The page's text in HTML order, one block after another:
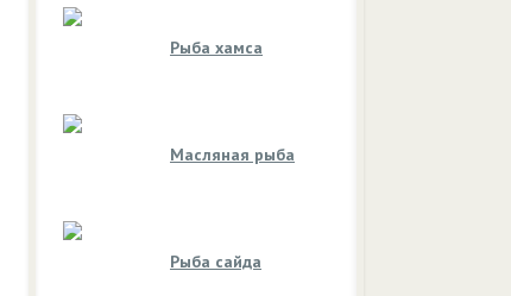
Рыба хамса
Масляная рыба
Рыба сайда